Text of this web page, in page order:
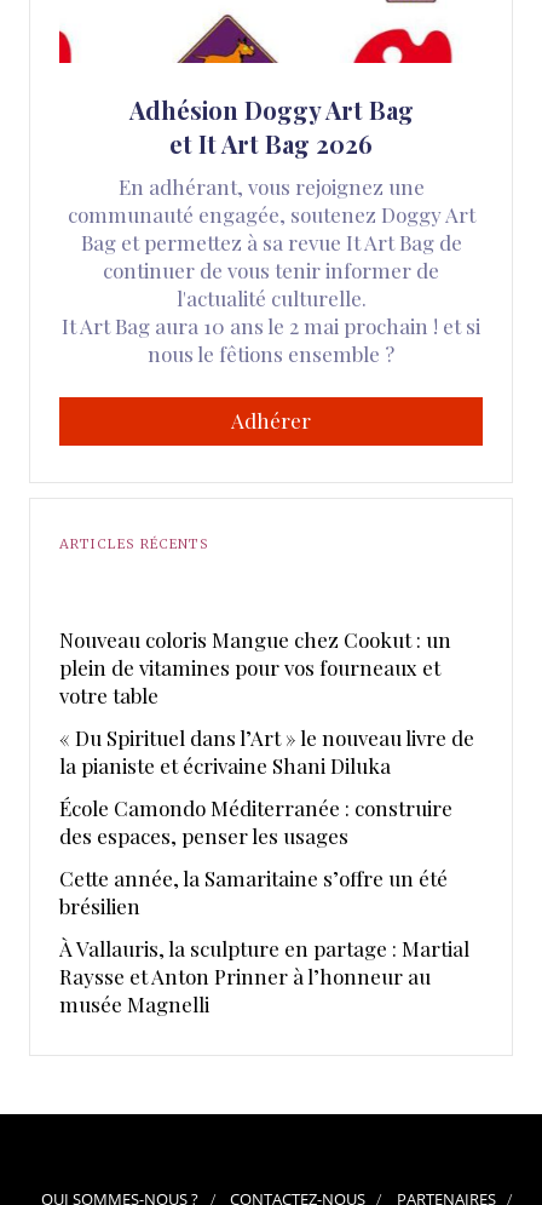
Adhésion Doggy Art Bag
et It Art Bag 2026
En adhérant, vous rejoignez une
communauté engagée, soutenez Doggy Art
Bag et permettez à sa revue It Art Bag de
continuer de vous tenir informer de
l'actualité culturelle.
It Art Bag aura 10 ans le 2 mai prochain ! et si
nous le fêtions ensemble ?
Adhérer
ARTICLES RÉCENTS
Nouveau coloris Mangue chez Cookut : un
plein de vitamines pour vos fourneaux et
votre table
« Du Spirituel dans l’Art » le nouveau livre de
la pianiste et écrivaine Shani Diluka
École Camondo Méditerranée : construire
des espaces, penser les usages
Cette année, la Samaritaine s’offre un été
brésilien
À Vallauris, la sculpture en partage : Martial
Raysse et Anton Prinner à l’honneur au
musée Magnelli
QUI SOMMES-NOUS ? CONTACTEZ-NOUS PARTENAIRES